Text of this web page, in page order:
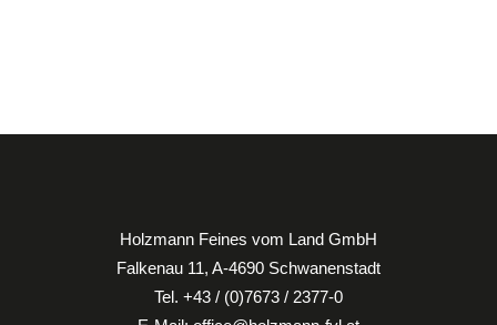
Holzmann Feines vom Land GmbH
Falkenau 11, A-4690 Schwanenstadt
Tel. +43 / (0)7673 / 2377-0